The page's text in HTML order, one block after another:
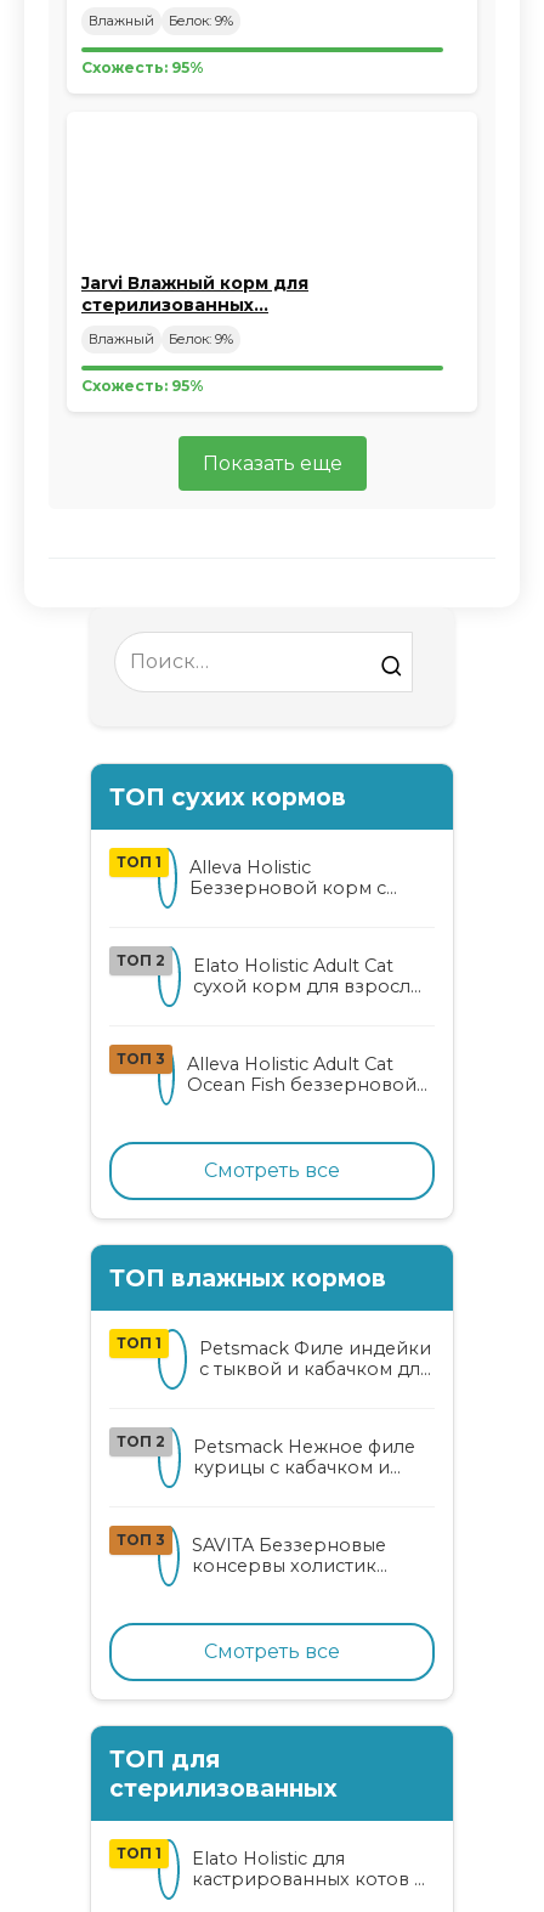
Влажный Белок: 9%
Схожесть: 95%
Jarvi Влажный корм для
стерилизованных…
Влажный Белок: 9%
Схожесть: 95%
Показать еще
Search
for:
ТОП сухих кормов
ТОП 1
Alleva Holistic
Беззерновой корм с
ТОП 2
Elato Holistic Adult Cat
сухой корм для взрослых
ТОП 3
Alleva Holistic Adult Cat
Ocean Fish беззерновой
рыбой, коноплей и алоэ
вера
Смотреть все
ТОП влажных кормов
ТОП 1
Petsmack Филе индейки
с тыквой и кабачком для
ТОП 2
Petsmack Нежное филе
курицы с кабачком и
ТОП 3
SAVITA Беззерновые
консервы холистик
Смотреть все
ТОП для
стерилизованных
ТОП 1
Elato Holistic для
кастрированных котов и